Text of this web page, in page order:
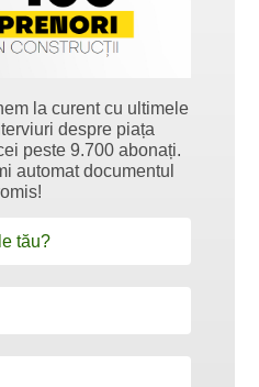
la curent cu ultimele
despre piața
peste 9.700 abonați.
automat documentul